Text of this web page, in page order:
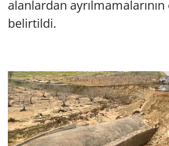
alanlardan
belirtildi.